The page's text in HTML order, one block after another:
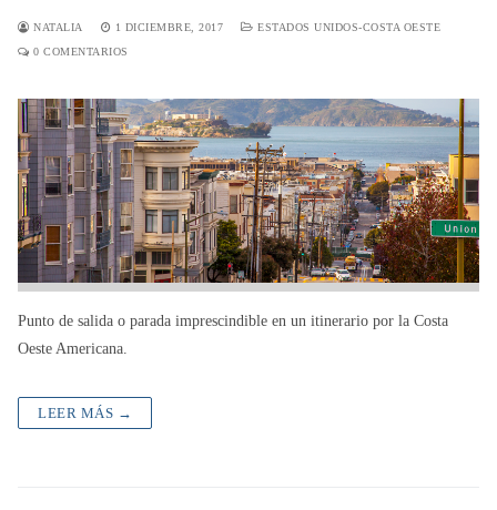
NATALIA 1 DICIEMBRE, 2017
ESTADOS UNIDOS-COSTA OESTE
0 COMENTARIOS
Punto de salida o parada imprescindible en un itinerario por la Costa
Oeste Americana.
LEER MÁS →